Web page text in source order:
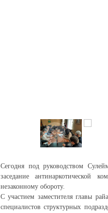
Сегодня под руководством
заседание антинаркотической
незаконному обороту.
С участием заместителя главы
специалистов структурных